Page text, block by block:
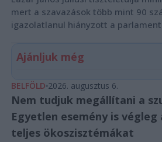
mert a szavazások több mint 90
igazolatlanul hiányzott a
Ajánljuk még
BELFÖLD 2026. augusztus 6.
Nem tudjuk megállítani a
Egyetlen esemény is
teljes ökoszisztémákat